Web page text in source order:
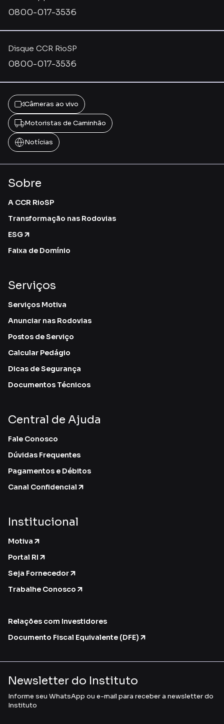
Disque CCR RioSP
0800-017-3536
0800-017-3536
Câmeras ao vivo
Motoristas de Caminhão
Notícias
Sobre
A CCR RioSP
Transformação nas Rodovias
ESG
Faixa de Domínio
Serviços
Serviços Motiva
Anunciar nas Rodovias
Postos de Serviço
Calcular Pedágio
Dicas de Segurança
Documentos Técnicos
Central de Ajuda
Fale Conosco
Dúvidas Frequentes
Pagamentos e Débitos
Canal Confidencial
Institucional
Motiva
Portal RI
Seja Fornecedor
Trabalhe Conosco
Relações com Investidores
Documento Fiscal Equivalente (DFE)
Newsletter do Instituto
Informe seu WhatsApp ou e-mail para receber a newsletter do
Instituto